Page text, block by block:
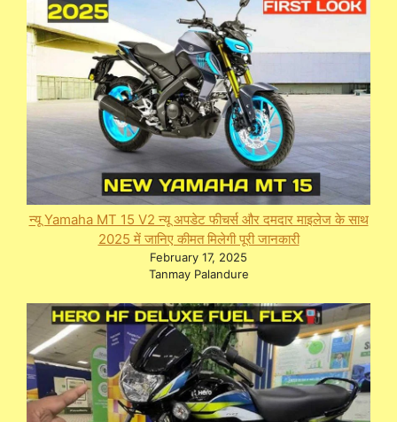
न्यू Yamaha MT 15 V2 न्यू अपडेट फीचर्स और दमदार माइलेज के साथ
2025 में जानिए कीमत मिलेगी पूरी जानकारी
February 17, 2025
Tanmay Palandure